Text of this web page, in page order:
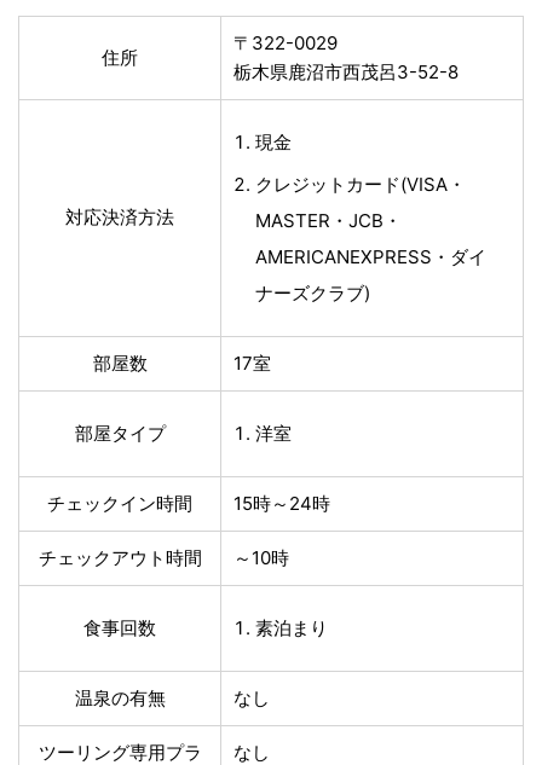
住所
〒322-0029
栃木県鹿沼市西茂呂3-52-8
対応決済方法
現金
クレジットカード(VISA・
MASTER・JCB・
AMERICANEXPRESS・ダイ
ナーズクラブ)
部屋数 17室
部屋タイプ 洋室
チェックイン時間 15時～24時
チェックアウト時間 ～10時
食事回数 素泊まり
温泉の有無 なし
ツーリング専用プラ
なし